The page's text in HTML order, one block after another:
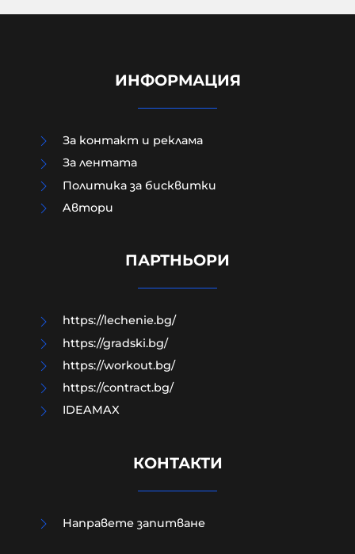
милиметров снаряд във Видин
ИНФОРМАЦИЯ
За контакт и реклама
За лентата
Политика за бисквитки
Aвтори
ПАРТНЬОРИ
https://lechenie.bg/
https://gradski.bg/
https://workout.bg/
https://contract.bg/
IDEAMAX
КОНТАКТИ
Направете запитване